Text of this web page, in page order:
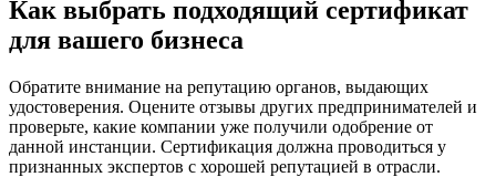
Как выбрать подходящий сертификат
для вашего бизнеса
Обратите внимание на репутацию органов, выдающих
удостоверения. Оцените отзывы других предпринимателей и
проверьте, какие компании уже получили одобрение от
данной инстанции. Сертификация должна проводиться у
признанных экспертов с хорошей репутацией в отрасли.